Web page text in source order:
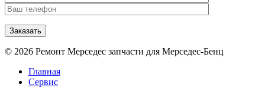
© 2026 Ремонт Мерседес запчасти для Мерседес-Бенц
Главная
Сервис